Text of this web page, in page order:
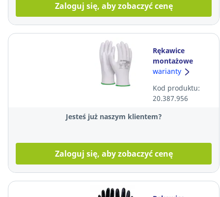
Zaloguj się, aby zobaczyć cenę
Rękawice
montażowe
powleczone PU
białe, rozmiar 7
warianty
Kod produktu:
20.387.956
Jesteś już naszym klientem?
Zaloguj się, aby zobaczyć cenę